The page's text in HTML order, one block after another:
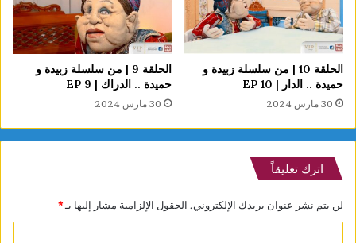
الحلقة 10 | من سلسلة زبيدة و
حميدة .. الدار | EP 10
30 مارس 2024
الحلقة 9 | من سلسلة زبيدة و
حميدة .. الدراك | EP 9
30 مارس 2024
اترك تعليقاً
لن يتم نشر عنوان بريدك الإلكتروني. الحقول الإلزامية مشار إليها بـ*